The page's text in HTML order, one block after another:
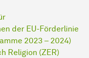
der EU-Förderlinie
2023 – 2024)
Religion (ZER)